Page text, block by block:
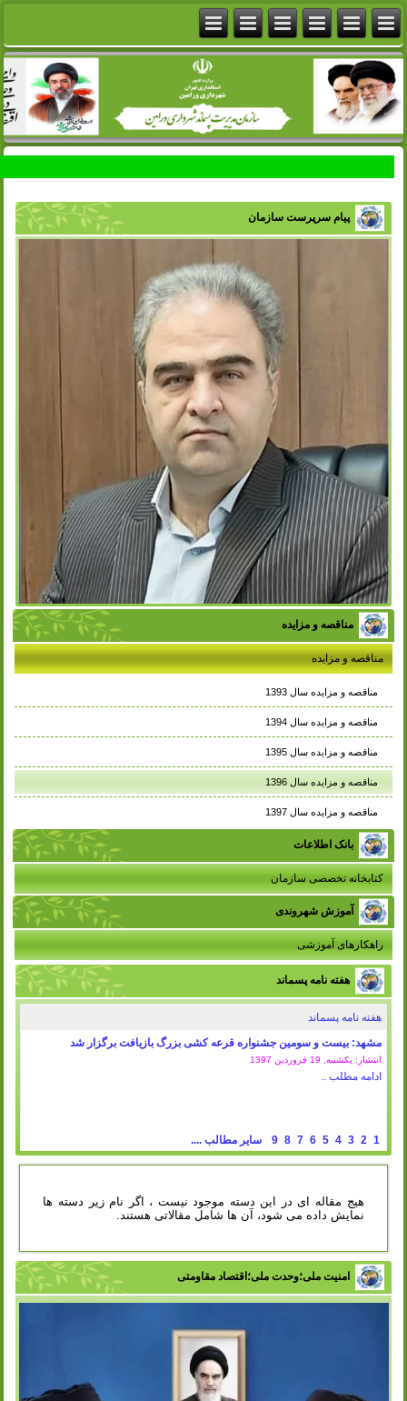
پیام سرپرست سازمان
مناقصه و مزایده
مناقصه و مزایده
مناقصه و مزایده سال 1393
مناقصه و مزایده سال 1394
مناقصه و مزایده سال 1395
مناقصه و مزایده سال 1396
مناقصه و مزایده سال 1397
بانک اطلاعات
کتابخانه تخصصی سازمان
آموزش شهروندی
راهکارهای آموزشی
هفته نامه پسماند
هفته نامه پسماند
مشهد: بیست و سومین جشنواره قرعه کشی بزرگ بازیافت برگزار شد
انتشار: یکشنبه, 19 فروردين 1397
ادامه مطلب ..
1
2
3
4
5
6
7
8
9 سایر مطالب ....
هیج مقاله ای در این دسته موجود نیست ، اگر نام زیر دسته ها
نمایش داده می شود، آن ها شامل مقالاتی هستند.
امنیت ملی؛وحدت ملی؛اقتصاد مقاومتی